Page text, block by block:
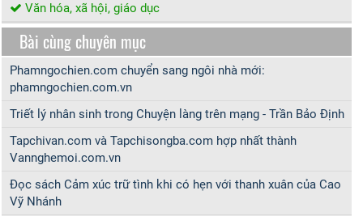
Văn hóa, xã hội, giáo dục
Bài cùng chuyên mục
Phamngochien.com chuyển sang ngôi nhà mới:
phamngochien.com.vn
Triết lý nhân sinh trong Chuyện làng trên mạng - Trần Bảo Định
Tapchivan.com và Tapchisongba.com hợp nhất thành
Vannghemoi.com.vn
Đọc sách Cảm xúc trữ tình khi có hẹn với thanh xuân của Cao
Vỹ Nhánh